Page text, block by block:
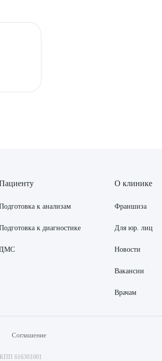
к анализам
к диагностике
О клинике
Франшиза
Для юр. лиц
Новости
Вакансии
Врачам
Соглашение
616301001
Я даю согласие на